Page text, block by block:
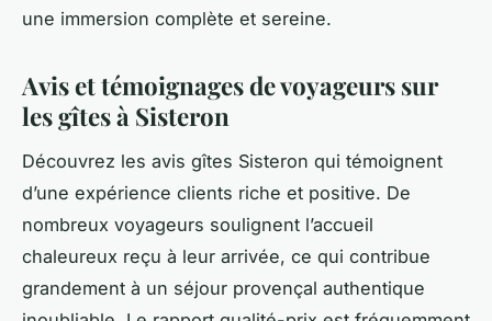
une immersion complète et sereine.
Avis et témoignages de voyageurs sur
les gîtes à Sisteron
Découvrez les avis gîtes Sisteron qui témoignent
d’une expérience clients riche et positive. De
nombreux voyageurs soulignent l’accueil
chaleureux reçu à leur arrivée, ce qui contribue
grandement à un séjour provençal authentique